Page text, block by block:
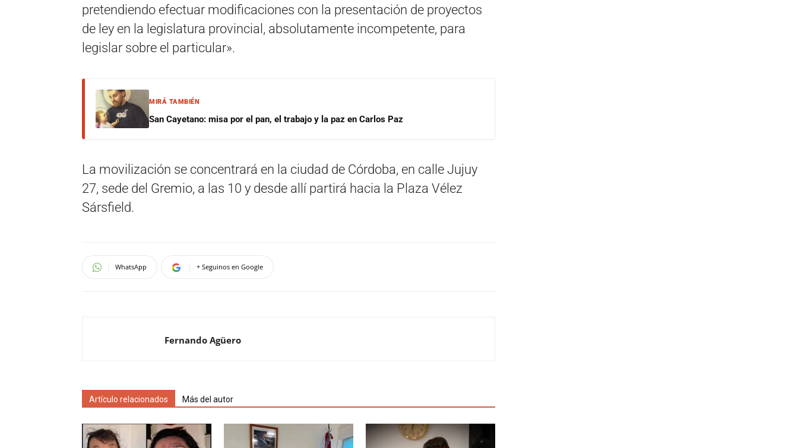
pretendiendo efectuar modificaciones con la presentación de proyectos
de ley en la legislatura provincial, absolutamente incompetente, para
legislar sobre el particular».
MIRÁ TAMBIÉN
San Cayetano: misa por el pan, el trabajo y la paz en Carlos Paz
La movilización se concentrará en la ciudad de Córdoba, en calle Jujuy
27, sede del Gremio, a las 10 y desde allí partirá hacia la Plaza Vélez
Sársfield.
WhatsApp + Seguinos en Google
Fernando Agüero
Artículo relacionados Más del autor